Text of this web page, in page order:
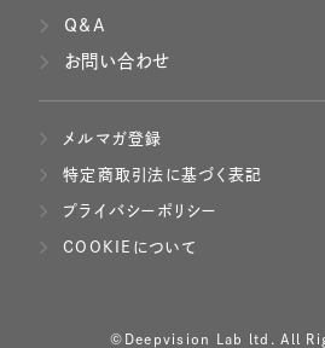
Q&A
お問い合わせ
メルマガ登録
特定商取引法に基づく表記
プライバシーポリシー
COOKIEについて
©Deepvision Lab ltd. All